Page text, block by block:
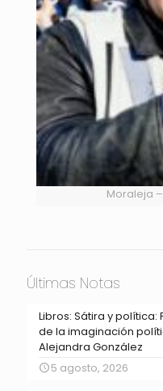
Moraleja
Últimas Notas
Libros: Sátira y
de la imaginación
Alejandra González
5 agosto, 2026